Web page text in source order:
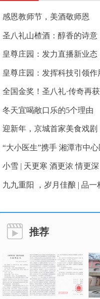
感恩教师节，美酒敬师恩
圣八礼山楂酒：醇香的诗意
皇尊庄园：发力直播新业态
全国金奖！圣八礼·传奇再
冬天宜喝敞口乐的5个理由
小雪 | 天更寒 酒更浓 情更深
九九重阳 ，岁月佳酿 | 品
推荐